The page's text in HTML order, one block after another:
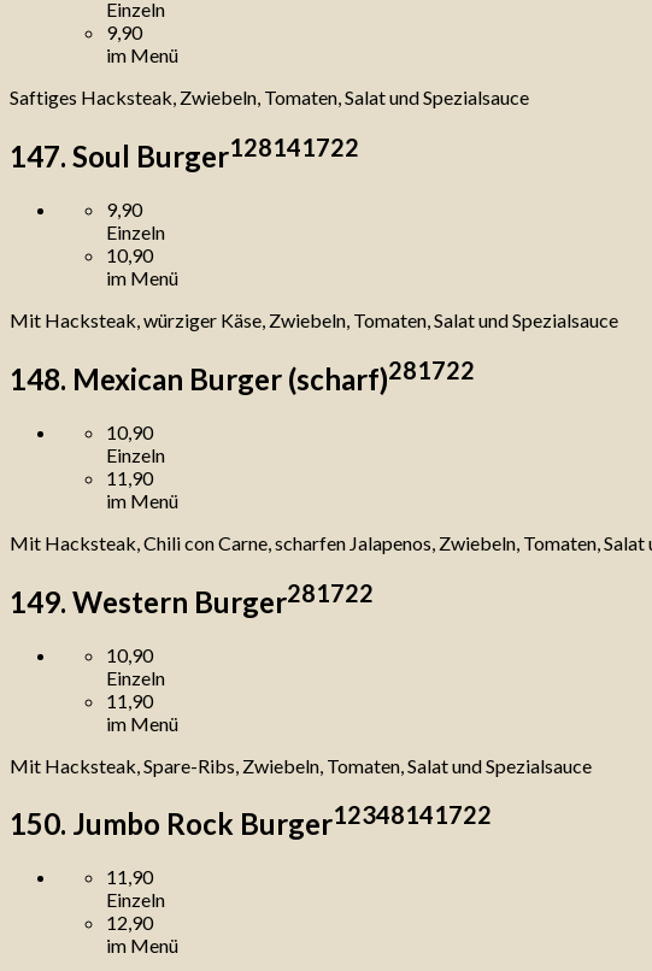
Einzeln
9,90
im Menü
Saftiges Hacksteak, Zwiebeln, Tomaten, Salat und Spezialsauce
147. Soul Burger128141722
9,90
Einzeln
10,90
im Menü
Mit Hacksteak, würziger Käse, Zwiebeln, Tomaten, Salat und Spezialsauce
148. Mexican Burger (scharf)281722
10,90
Einzeln
11,90
im Menü
Mit Hacksteak, Chili con Carne, scharfen Jalapenos, Zwiebeln, Tomaten, Salat
149. Western Burger281722
10,90
Einzeln
11,90
im Menü
Mit Hacksteak, Spare-Ribs, Zwiebeln, Tomaten, Salat und Spezialsauce
150. Jumbo Rock Burger12348141722
11,90
Einzeln
12,90
im Menü